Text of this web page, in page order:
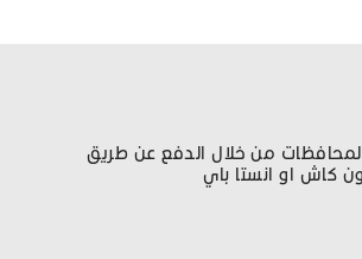
من خلال الدفع عن طريق
كاش او انستا باي